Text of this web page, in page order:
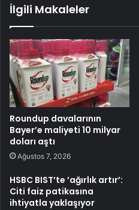
İlgili Makaleler
Roundup davalarının
Bayer’e maliyeti 10 milyar
doları aştı
Ağustos 7, 2026
HSBC BIST’te ’ağırlık artır’:
Citi faiz patikasına
ihtiyatla yaklaşıyor